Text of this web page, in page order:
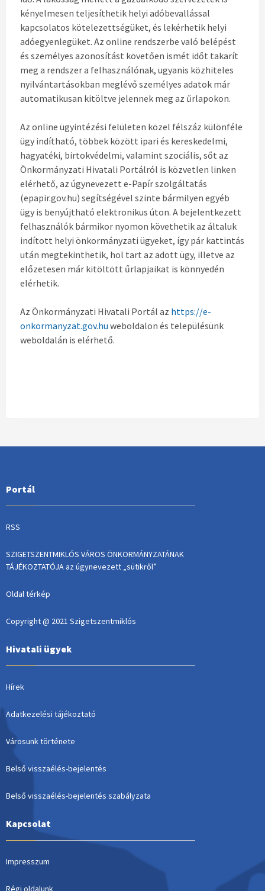
kényelmesen teljesíthetik helyi adóbevallással
kapcsolatos kötelezettségüket, és lekérhetik helyi
adóegyenlegüket. Az online rendszerbe való belépést
és személyes azonosítást követően ismét időt takarít
meg a rendszer a felhasználónak, ugyanis közhiteles
nyilvántartásokban meglévő személyes adatok már
automatikusan kitöltve jelennek meg az űrlapokon.
Az online ügyintézési felületen közel félszáz különféle
ügy indítható, többek között ipari és kereskedelmi,
hagyatéki, birtokvédelmi, valamint szociális, sőt az
Önkormányzati Hivatali Portálról is közvetlen linken
elérhető, az úgynevezett e-Papír szolgáltatás
(epapir.gov.hu) segítségével szinte bármilyen egyéb
ügy is benyújtható elektronikus úton. A bejelentkezett
felhasználók bármikor nyomon követhetik az általuk
indított helyi önkormányzati ügyeket, így pár kattintás
után megtekinthetik, hol tart az adott ügy, illetve az
előzetesen már kitöltött űrlapjaikat is könnyedén
elérhetik.
Az Önkormányzati Hivatali Portál az https://e-
onkormanyzat.gov.hu weboldalon és településünk
weboldalán is elérhető.
Portál
RSS
SZIGETSZENTMIKLÓS VÁROS ÖNKORMÁNYZATÁNAK
TÁJÉKOZTATÓJA az úgynevezett „sütikről”
Oldal térkép
Copyright @ 2021 Szigetszentmiklós
Hivatali ügyek
Hírek
Adatkezelési tájékoztató
Városunk története
Belső visszaélés-bejelentés
Belső visszaélés-bejelentés szabályzata
Kapcsolat
Impresszum
Régi oldalunk